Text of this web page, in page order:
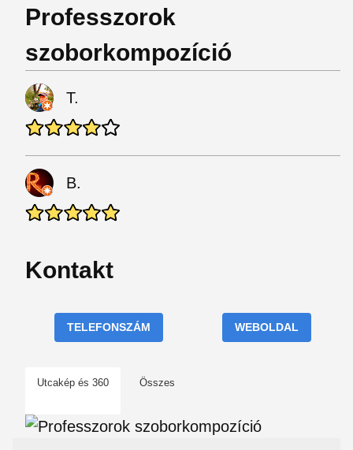
Professzorok
szoborkompozíció
T.
B.
Kontakt
TELEFONSZÁM WEBOLDAL
Utcakép és 360 Összes